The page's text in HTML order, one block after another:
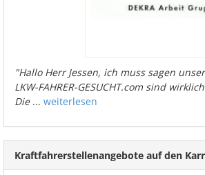
"Hallo Herr Jessen, ich muss sagen
LKW-FAHRER-GESUCHT.com sind
Die... weiterlesen
Kraftfahrerstellenangebote auf den